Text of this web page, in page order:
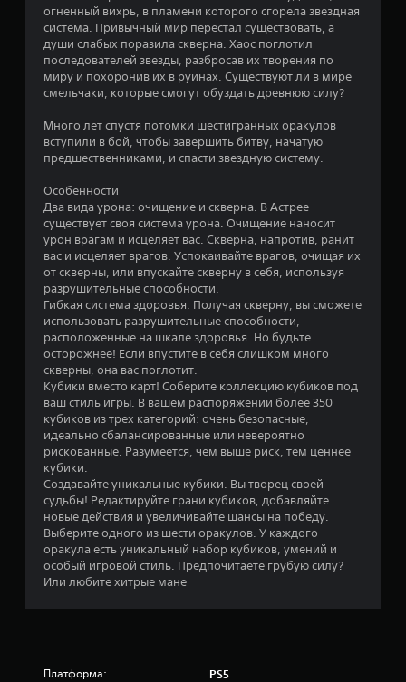
и
и
1
1
е
н
о
огненный вихрь, в пламени которого сгорела звездная
система. Привычный мир перестал существовать, а
души слабых поразила скверна. Хаос поглотил
последователей звезды, разбросав их творения по
миру и похоронив их в руинах. Существуют ли в мире
смельчаки, которые смогут обуздать древнюю силу?
Много лет спустя потомки шестигранных оракулов
вступили в бой, чтобы завершить битву, начатую
предшественниками, и спасти звездную систему.
Особенности
Два вида урона: очищение и скверна. В Астрее
существует своя система урона. Очищение наносит
урон врагам и исцеляет вас. Скверна, напротив, ранит
вас и исцеляет врагов. Успокаивайте врагов, очищая их
от скверны, или впускайте скверну в себя, используя
разрушительные способности.
Гибкая система здоровья. Получая скверну, вы сможете
использовать разрушительные способности,
расположенные на шкале здоровья. Но будьте
осторожнее! Если впустите в себя слишком много
скверны, она вас поглотит.
Кубики вместо карт! Соберите коллекцию кубиков под
ваш стиль игры. В вашем распоряжении более 350
кубиков из трех категорий: очень безопасные,
идеально сбалансированные или невероятно
рискованные. Разумеется, чем выше риск, тем ценнее
кубики.
Создавайте уникальные кубики. Вы творец своей
судьбы! Редактируйте грани кубиков, добавляйте
новые действия и увеличивайте шансы на победу.
Выберите одного из шести оракулов. У каждого
оракула есть уникальный набор кубиков, умений и
особый игровой стиль. Предпочитаете грубую силу?
Или любите хитрые мане
Платформа: PS5